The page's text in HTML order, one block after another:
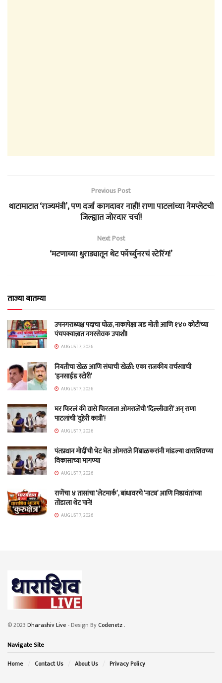
Previous Post
थाटामाटात ‘राज्यमंत्री’, पण दर्जा कागदावर नाही! राणा पाटलांच्या नेमप्लेटची
जिल्ह्यात जोरदार चर्चा!
Next Post
‘मटणाच्या धुराड्यातून थेट फॉर्च्युनरचं स्टेरिंग!’
ताज्या बातम्या
उपनगराध्यक्ष पदाचा घोळ, नाकापेक्षा जड मोती आणि १४० कोटींच्या
पंचपक्वान्नात नगरसेवक उपाशी!
AUGUST 7, 2026
नियतीचा खेळ आणि संघाची खेळी: एका राजकीय वर्चस्वाची
‘इनसाईड स्टोरी’
AUGUST 7, 2026
घर फिरलं की वासे फिरतात! ओमराजेंची ‘दिल्लीवारी’ अन् राणा
पाटलांची ‘दुहेरी कात्री’!
AUGUST 7, 2026
पंतप्रधान मोदींची भेट घेत ओमराजे निंबाळकरांनी मांडल्या धाराशिवच्या
विकासाच्या मागण्या
AUGUST 7, 2026
राणेंचा ४ तासांचा ‘लेटमार्क’, बांधावरचे ‘नाट्य’ आणि निष्ठावंतांच्या
तोंडाला थेट पाने!
AUGUST 7, 2026
© 2023 Dharashiv Live - Design ByCodenetz .
Navigate Site
Home Contact Us About Us Privacy Policy